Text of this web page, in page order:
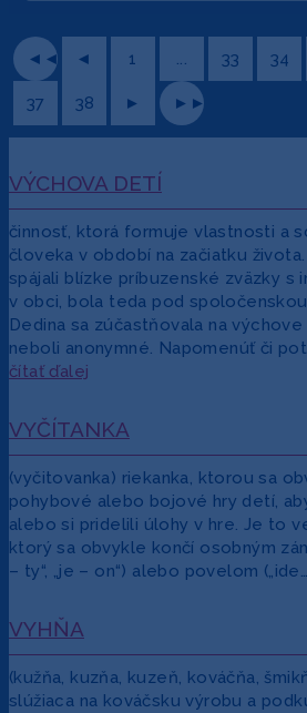
◄◄ ◄ 1 ... 33 34
37 38 ► ►►
VÝCHOVA DETÍ
činnosť, ktorá formuje vlastnosti a
človeka v období na začiatku
spájali blízke príbuzenské zväzky s
v obci, bola teda pod
Dedina sa zúčastňovala na
neboli anonymné. Napomenúť či
čítať ďalej
VYČÍTANKA
(vyčitovanka) riekanka, ktorou sa
pohybové alebo bojové hry detí,
alebo si pridelili úlohy v hre. Je to
ktorý sa obvykle končí osobným
– ty“, „je – on“) alebo povelom („ide…
VYHŇA
(kužňa, kuzňa, kuzeň, kováčňa,
slúžiaca na kováčsku výrobu a